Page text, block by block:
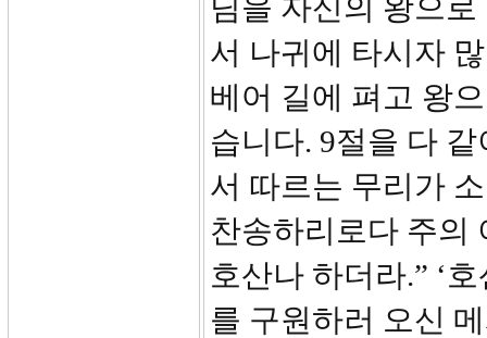
님을 자신의 왕으
서 나귀에 타시자
베어 길에 펴고 왕
습니다. 9절을 다
서 따르는 무리가
찬송하리로다 주의
호산나 하더라.” ‘
를 구원하러 오신